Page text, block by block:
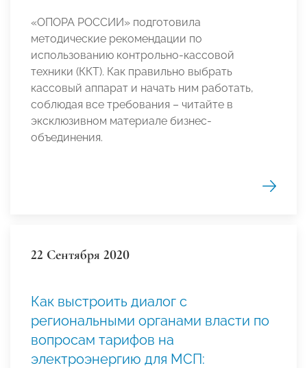
«ОПОРА РОССИИ» подготовила
методические рекомендации по
использованию контрольно-кассовой
техники (ККТ). Как правильно выбрать
кассовый аппарат и начать ним работать,
соблюдая все требования – читайте в
эксклюзивном материале бизнес-
объединения.
22 Сентября 2020
Как выстроить диалог с
региональными органами власти по
вопросам тарифов на
электроэнергию для МСП: